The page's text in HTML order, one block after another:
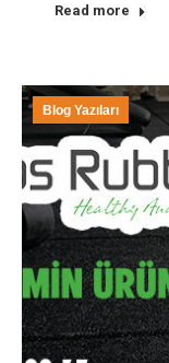
Read more
Blog Yazıları